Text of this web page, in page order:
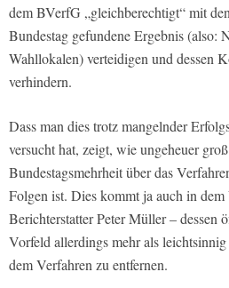
dem BVerfG „gleichberechtigt“ mit
Bundestag gefundene Ergebnis (also:
Wahllokalen) verteidigen und dessen
verhindern.
Dass man dies trotz mangelnder
versucht hat, zeigt, wie ungeheuer
Bundestagsmehrheit über das
Folgen ist. Dies kommt ja auch in
Berichterstatter Peter Müller – dessen
Vorfeld allerdings mehr als
dem Verfahren zu entfernen.